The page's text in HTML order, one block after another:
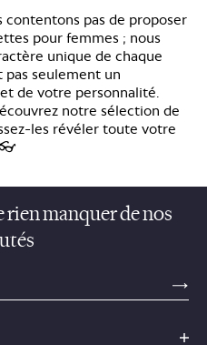
contentons pas de proposer
pour femmes ; nous
unique de chaque
pas seulement un
de votre personnalité.
notre sélection de
les révéler toute votre
manquer de nos